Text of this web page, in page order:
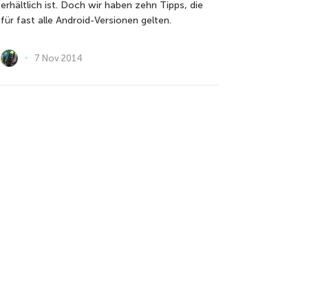
erhältlich ist. Doch wir haben zehn Tipps, die
für fast alle Android-Versionen gelten.
7 Nov 2014